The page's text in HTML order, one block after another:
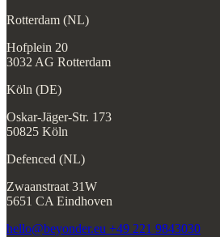
Rotterdam (NL)
Hofplein 20
3032 AG Rotterdam
Köln (DE)
Oskar-Jäger-Str. 173
50825 Köln
Defenced (NL)
Zwaanstraat 31W
5651 CA Eindhoven
hello@beyonder.eu +49 221 9843030